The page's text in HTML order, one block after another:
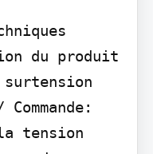
du produit
tension